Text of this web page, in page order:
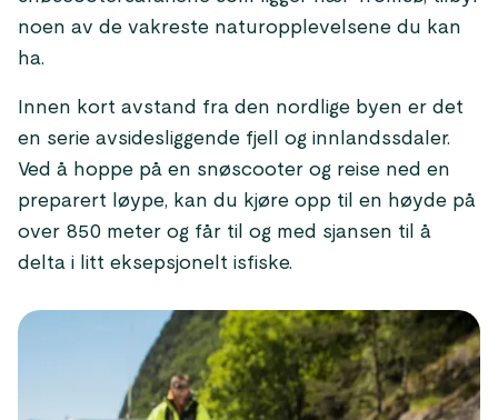
noen av de vakreste naturopplevelsene du kan
ha.
Innen kort avstand fra den nordlige byen er det
en serie avsidesliggende fjell og innlandssdaler.
Ved å hoppe på en snøscooter og reise ned en
preparert løype, kan du kjøre opp til en høyde på
over 850 meter og får til og med sjansen til å
delta i litt eksepsjonelt isfiske.